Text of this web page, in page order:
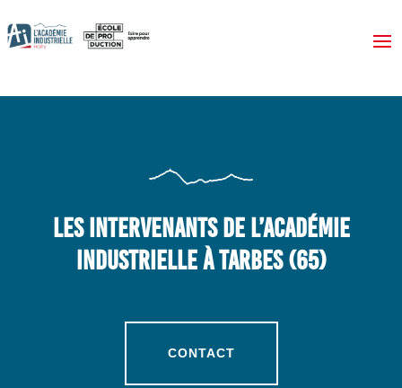
Les INTERVENANTS DE L’ACADÉMIE
INDUSTRIELLE À TARBES (65)
CONTACT